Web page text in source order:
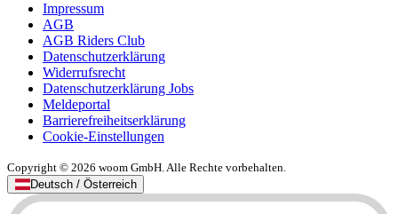
Impressum
AGB
AGB Riders Club
Datenschutzerklärung
Widerrufsrecht
Datenschutzerklärung Jobs
Meldeportal
Barrierefreiheitserklärung
Cookie-Einstellungen
Copyright © 2026 woom GmbH. Alle Rechte vorbehalten.
Deutsch / Österreich